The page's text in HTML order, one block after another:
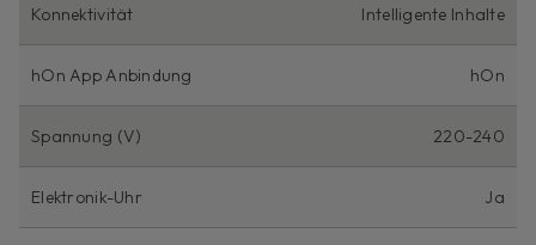
Konnektivität Intelligente Inhalte
hOn App Anbindung hOn
Spannung (V) 220-240
Elektronik-Uhr Ja